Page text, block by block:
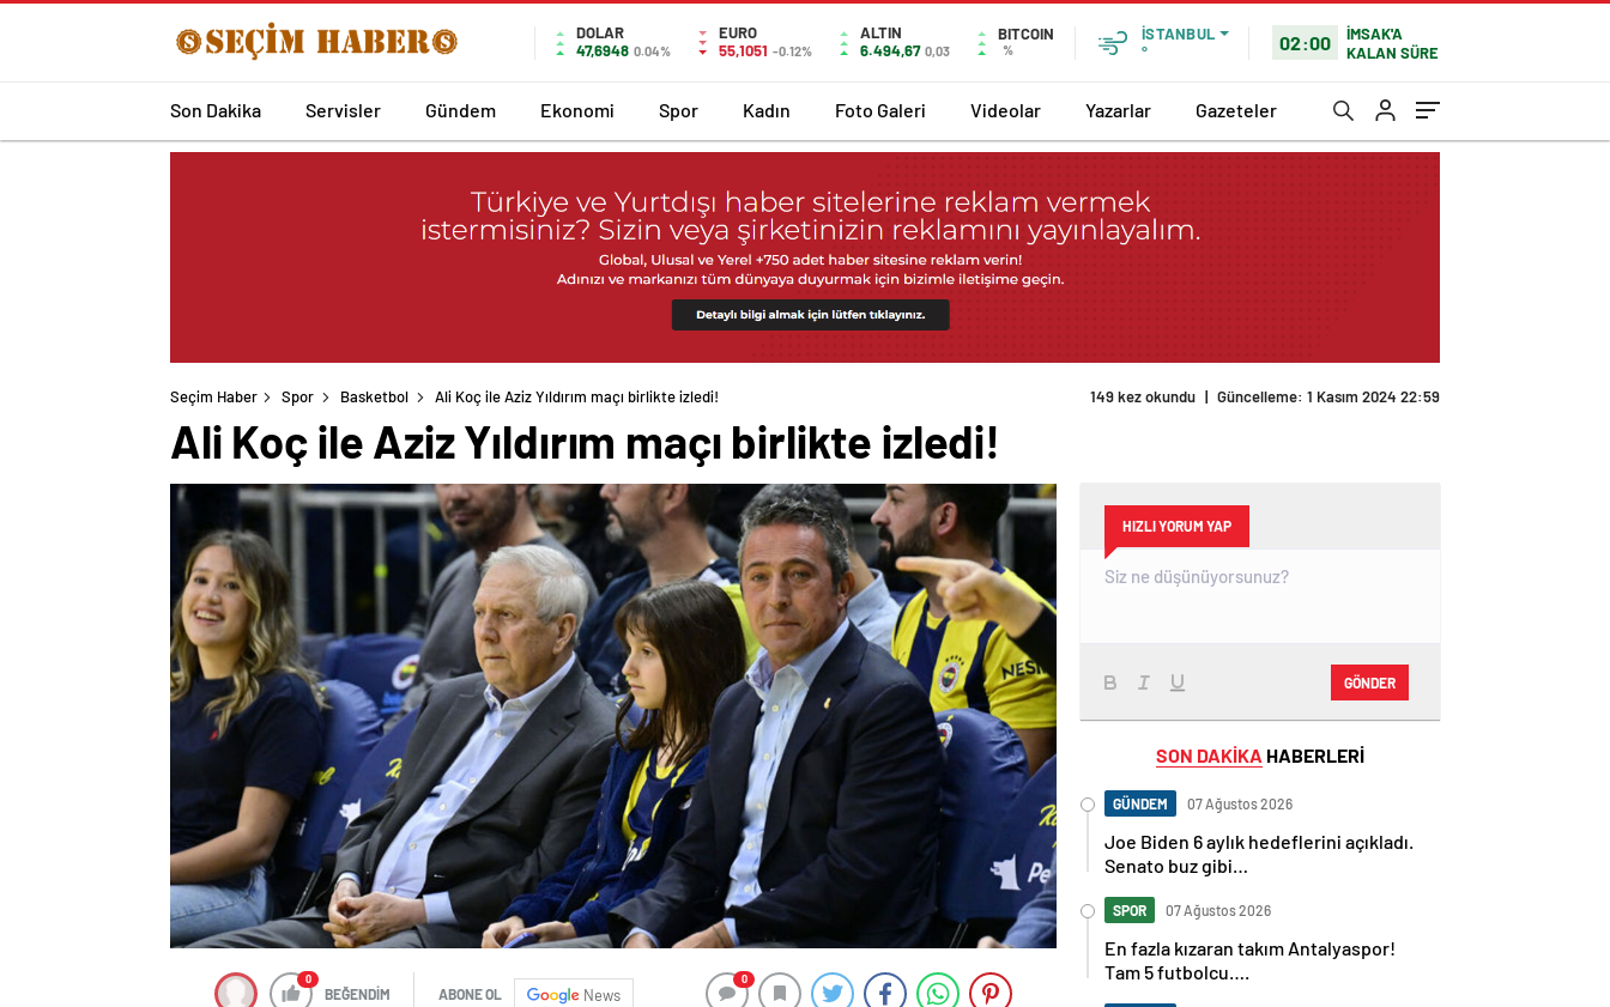
DOLAR
47,6948 0.04%
EURO
55,1051 -0.12%
ALTIN
6.494,67 0,03
BITCOIN
%
İSTANBUL
°
02:00
İMSAK'A
KALAN SÜRE
Son Dakika Servisler Gündem Ekonomi Spor Kadın Foto Galeri Videolar Yazarlar Gazeteler
Seçim Haber Spor Basketbol Ali Koç ile Aziz Yıldırım maçı birlikte izledi! 149 kez okundu | Güncelleme: 1 Kasım 2024 22:59
Ali Koç ile Aziz Yıldırım maçı birlikte izledi!
0
BEĞENDİM ABONE OL News
0
HIZLI YORUM YAP
GÖNDER
SON DAKİKA HABERLERİ
GÜNDEM 07 Ağustos 2026
Joe Biden 6 aylık hedeflerini açıkladı.
Senato buz gibi…
SPOR 07 Ağustos 2026
En fazla kızaran takım Antalyaspor!
Tam 5 futbolcu….